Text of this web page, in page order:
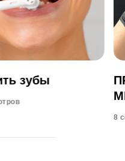
зубы
8